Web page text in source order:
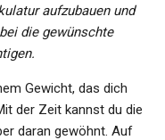
aufzubauen und
die gewünschte
Gewicht, das dich
der Zeit kannst du die
daran gewöhnt. Auf